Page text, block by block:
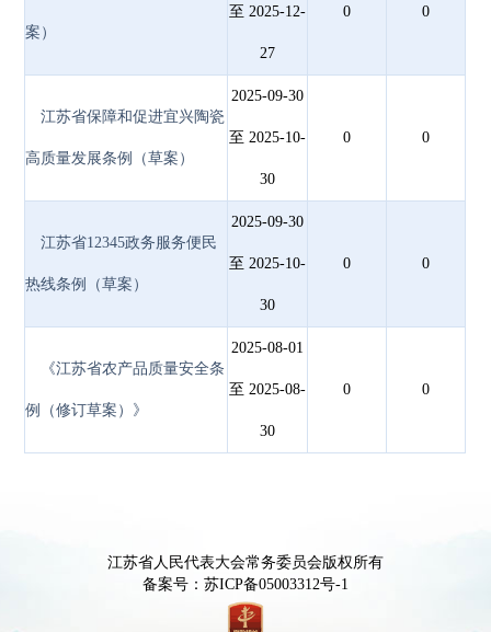
案）
至 2025-12-
27
0 0
江苏省保障和促进宜兴陶瓷
高质量发展条例（草案）
2025-09-30
至 2025-10-
30
0 0
江苏省12345政务服务便民
热线条例（草案）
2025-09-30
至 2025-10-
30
0 0
《江苏省农产品质量安全条
例（修订草案）》
2025-08-01
至 2025-08-
30
0 0
江苏省人民代表大会常务委员会版权所有
备案号：苏ICP备05003312号-1